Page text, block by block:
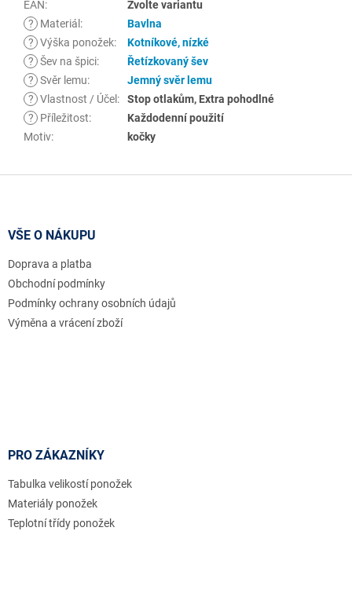
EAN:
Zvolte variantu
?
Materiál :
Bavlna
? Výška ponožek:
Kotníkové, nízké
? Šev na špici:
Řetízkovaný šev
? Svěr lemu:
Jemný svěr lemu
? Vlastnost / Účel :
Stop otlakům, Extra pohodlné
?
Příležitost:
Každodenní použití
Motiv: kočky
VŠE O NÁKUPU
Doprava a platba
Obchodní podmínky
Podmínky ochrany osobních údajů
Výměna a vrácení zboží
PRO ZÁKAZNÍKY
Tabulka velikostí ponožek
Materiály ponožek
Teplotní třídy ponožek